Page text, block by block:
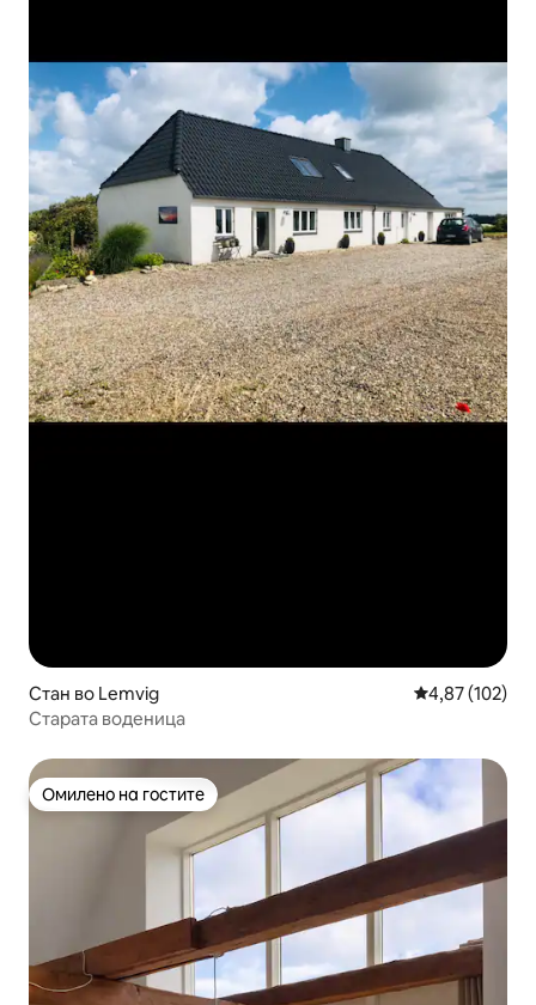
Стан во Lemvig Просечна
4,87 (102)
Старата воденица
Омилено на гостите
Омилено на гостите